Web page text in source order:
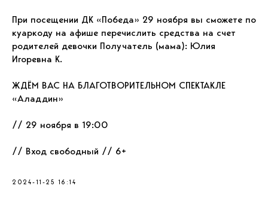
При посещении ДК «Победа» 29 ноября вы сможете по
куаркоду на афише перечислить средства на счет
родителей девочки Получатель (мама): Юлия
Игоревна К.
ЖДЁМ ВАС НА БЛАГОТВОРИТЕЛЬНОМ СПЕКТАКЛЕ
«Аладдин»
// 29 ноября в 19:00
// Вход свободный // 6+
2024-11-25 16:14